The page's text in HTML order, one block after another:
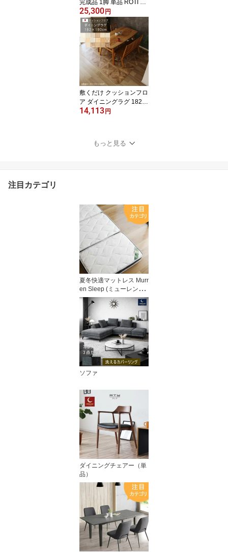
完成品 1脚 単品 ROTI ロ
ティ アームチェア アッ
シュ無垢材 天然木 木製
PVCレザー ファブリック
軽量 6kg リビングチェア
デスクチェア 食卓椅子
北欧 おしゃれ ブラウン
ナチュラル デザイナーズ
チェア ブラウン ナチュ
ラル 完成品 おしゃれ GM
K
25,300 円
敷くだけ クッションフロ
ア ダイニングラグ 182×
180cm 【Eランク】木目
抗菌 防カビ 防炎 防汚・
傷防止におすすめ ビニー
14,113 円
もっと見る
注目カテゴリ
夏冬快適マットレス Murr
en Sleep (ミューレンス
リープ)
ソファ
ダイニングチェアー（単
品）